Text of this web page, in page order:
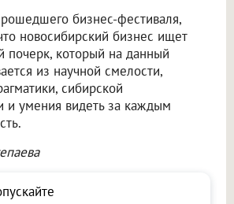
бизнес-фестиваля,
новосибирский бизнес ищет
почерк, который на данный
из научной смелости,
сибирской
и умения видеть за каждым